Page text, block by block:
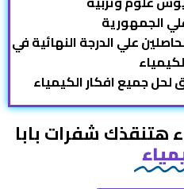
الجمهورية
علي الدرجة النهائية في
جميع افكار الكيمياء
هتنقذك شفرات بابا